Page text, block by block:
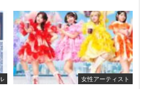
女性アーティスト